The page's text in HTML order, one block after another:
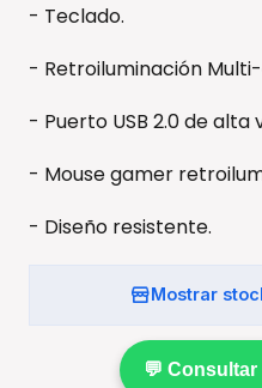
- Teclado.
- Retroiluminación
- Puerto USB 2.0 de alta
- Mouse gamer
- Diseño resistente.
Mostrar
💬